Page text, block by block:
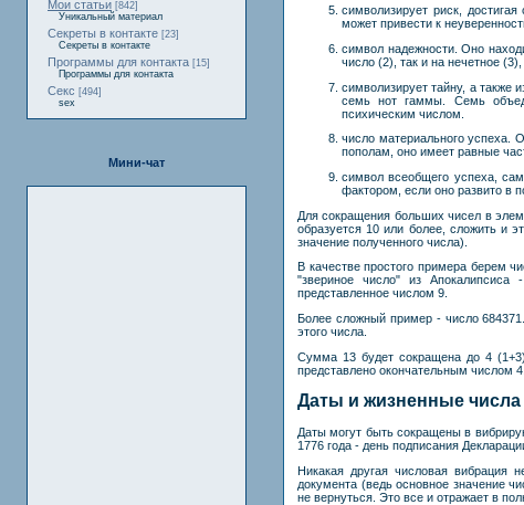
Мои статьи [842]
Уникальный материал
Секреты в контакте [23]
Секреты в контакте
Программы для контакта [15]
Программы для контакта
Секс [494]
sex
Мини-чат
символизирует риск,
может привести к
символ надежности. Оно
число (2), так и на нечетное
символизирует тайну, а также
семь нот гаммы. Семь
психическим числом.
число материального успеха.
пополам, оно имеет равные
символ всеобщего успеха,
фактором, если оно развито в
Для сокращения больших чисел в
образуется 10 или более, сложить и
значение полученного числа).
В качестве простого примера берем
"звериное число" из
представленное числом 9.
Более сложный пример - число
этого числа.
Сумма 13 будет сокращена до 4
представлено окончательным числом 4.
Даты и жизненные числа
Даты могут быть сокращены в
1776 года - день подписания
Никакая другая числовая вибрация
документа (ведь основное значение
не вернуться. Это все и отражает в